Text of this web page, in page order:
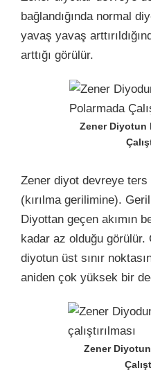
bağlandığında normal
yavaş yavaş
arttığı görülür.
Zener Diyotun
Zener diyot devreye ters
(kırılma gerilimine).
Diyottan geçen akımın
kadar az olduğu
diyotun üst sınır
aniden çok yüksek bir
Zener